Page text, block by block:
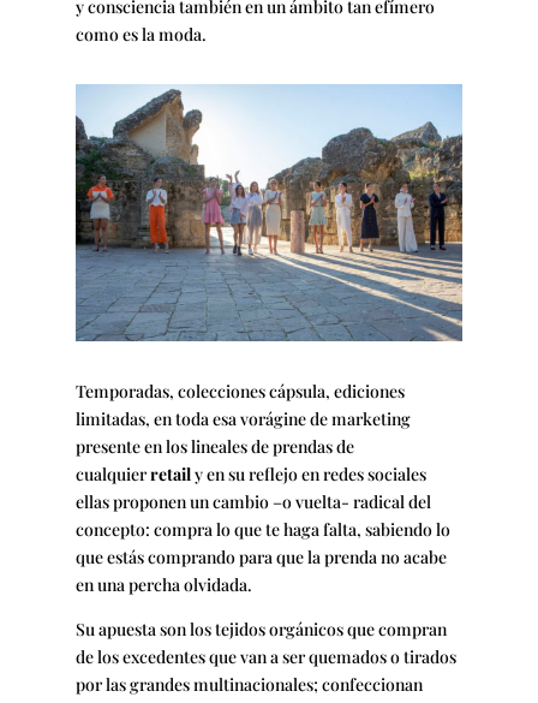
y consciencia también en un ámbito tan efímero
como es la moda.
Temporadas, colecciones cápsula, ediciones
limitadas, en toda esa vorágine de marketing
presente en los lineales de prendas de
cualquierretaily en su reflejo en redes sociales
ellas proponen un cambio –o vuelta- radical del
concepto: compra lo que te haga falta, sabiendo lo
que estás comprando para que la prenda no acabe
en una percha olvidada.
Su apuesta son los tejidos orgánicos que compran
de los excedentes que van a ser quemados o tirados
por las grandes multinacionales; confeccionan